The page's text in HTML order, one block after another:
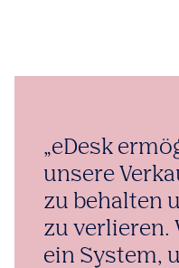
„eDesk
unsere
zu behalten
zu verlieren.
ein System,